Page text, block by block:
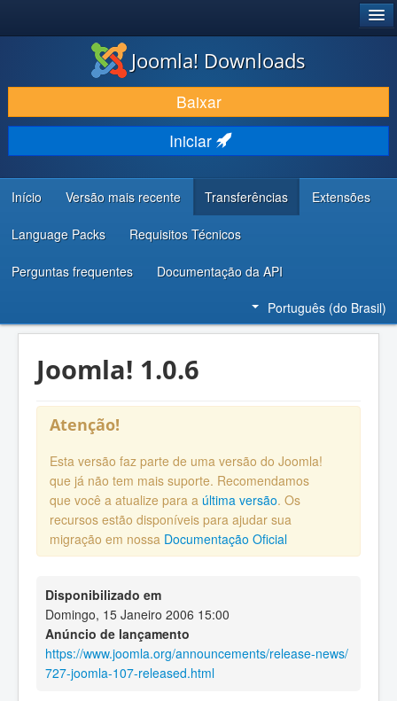
BAIXAR E APRIMORAR
DESCUBRA & APRENDA
COMUNIDADE & SUPORTE
RECURSOS PARA DESENVOLVEDORES
Joomla! Downloads
Baixar
Iniciar
Início Versão mais recente Transferências Extensões
Language Packs Requisitos Técnicos
Perguntas frequentes Documentação da API
Português (do Brasil)
Joomla! 1.0.6
Atenção!
Esta versão faz parte de uma versão do Joomla!
que já não tem mais suporte. Recomendamos
que você a atualize para a última versão. Os
recursos estão disponíveis para ajudar sua
migração em nossa Documentação Oficial
Disponibilizado em
Domingo, 15 Janeiro 2006 15:00
Anúncio de lançamento
https://www.joomla.org/announcements/release-news/
727-joomla-107-released.html